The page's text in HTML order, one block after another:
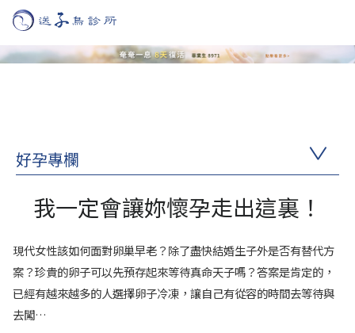
好孕專欄
我一定會讓妳懷孕走出這裏！
現代女性該如何面對卵巢早老？除了盡快結婚生子外是否有替代方
案？珍貴的卵子可以先預存起來等待真命天子嗎？答案是肯定的，
已經有越來越多的人選擇卵子冷凍，讓自己有從容的時間去等待與
去闖…